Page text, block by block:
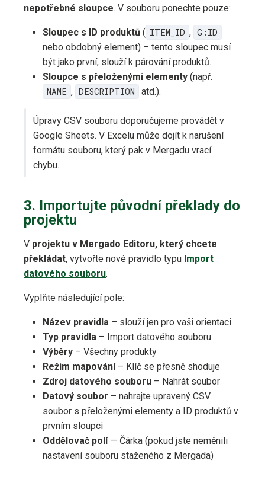
nepotřebné sloupce. V souboru ponechte pouze:
Sloupec s ID produktů ( ITEM_ID , G:ID
nebo obdobný element) – tento sloupec musí
být jako první, slouží k párování produktů.
Sloupce s přeloženými elementy (např.
NAME , DESCRIPTION atd.).
Úpravy CSV souboru doporučujeme provádět v
Google Sheets. V Excelu může dojít k narušení
formátu souboru, který pak v Mergadu vrací
chybu.
3. Importujte původní překlady do
projektu
V projektu v Mergado Editoru, který chcete
překládat, vytvořte nové pravidlo typu Import
datového souboru.
Vyplňte následující pole:
Název pravidla – slouží jen pro vaši orientaci
Typ pravidla – Import datového souboru
Výběry – Všechny produkty
Režim mapování– Klíč se přesně shoduje
Zdroj datového souboru – Nahrát soubor
Datový soubor – nahrajte upravený CSV
soubor s přeloženými elementy a ID produktů v
prvním sloupci
Oddělovač polí— Čárka (pokud jste neměnili
nastavení souboru staženého z Mergada)